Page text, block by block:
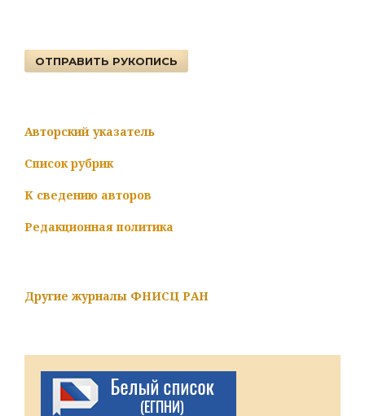
ОТПРАВИТЬ РУКОПИСЬ
Авторский указатель
Список рубрик
К сведению авторов
Редакционная политика
Другие журналы ФНИСЦ РАН